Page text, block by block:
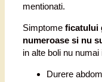
mentionati.
Simptome ficatului
numeroase si nu
in alte boli nu
Durere